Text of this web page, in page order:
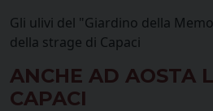
Gli ulivi del "Giardino della
della strage di Capaci
ANCHE AD AOSTA
CAPACI